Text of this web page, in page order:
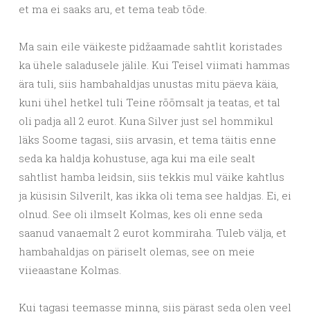
et ma ei saaks aru, et tema teab tõde.
Ma sain eile väikeste pidžaamade sahtlit koristades
ka ühele saladusele jälile. Kui Teisel viimati hammas
ära tuli, siis hambahaldjas unustas mitu päeva käia,
kuni ühel hetkel tuli Teine rõõmsalt ja teatas, et tal
oli padja all 2 eurot. Kuna Silver just sel hommikul
läks Soome tagasi, siis arvasin, et tema täitis enne
seda ka haldja kohustuse, aga kui ma eile sealt
sahtlist hamba leidsin, siis tekkis mul väike kahtlus
ja küsisin Silverilt, kas ikka oli tema see haldjas. Ei, ei
olnud. See oli ilmselt Kolmas, kes oli enne seda
saanud vanaemalt 2 eurot kommiraha. Tuleb välja, et
hambahaldjas on päriselt olemas, see on meie
viieaastane Kolmas.
Kui tagasi teemasse minna, siis pärast seda olen veel